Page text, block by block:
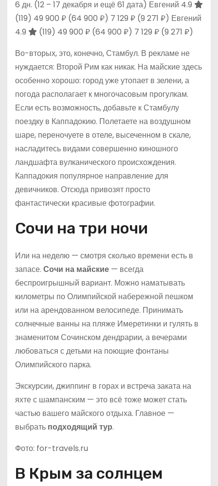
6 дн. (12 – 17 декабря и ещё 61 дата) Евгений 4.9
(119) 49 900 ₽ (64 900 ₽) 7 129 ₽ (9 271 ₽) Евгений
4.9
(119) 49 900 ₽ (64 900 ₽) 7 129 ₽ (9 271 ₽)
Во-вторых, это, конечно, Стамбул. В рекламе не
нуждается: Второй Рим как никак. На майские здесь
особенно хорошо: город уже утопает в зелени, а
погода располагает к многочасовым прогулкам.
Если есть возможность, добавьте к Стамбулу
поездку в Каппадокию. Полетаете на воздушном
шаре, переночуете в отеле, высеченном в скале,
насладитесь видами совершенно киношного
ландшафта вулканического происхождения.
Каппадокия популярное направление для
девичников. Отсюда привозят просто
фантастически красивые фотографии.
Сочи на три ночи
Или на неделю — смотря сколько времени есть в
запасе. Сочи на майские — всегда
беспроигрышный вариант. Можно наматывать
километры по Олимпийской набережной пешком
или на арендованном велосипеде. Принимать
солнечные ванны на пляже Имеретинки и гулять в
знаменитом Сочинском дендрарии, а вечерами
любоваться с детьми на поющие фонтаны
Олимпийского парка.
Экскурсии, джиппинг в горах и встреча заката на
яхте с шампанским — это всё тоже может стать
частью вашего майского отдыха. Главное —
выбрать подходящий тур.
Фото: for-travels.ru
В Крым за солнцем